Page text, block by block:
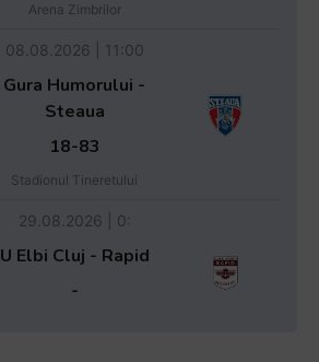
Arena Zimbrilor
08.08.2026 | 11:00
Gura Humorului -
Steaua
18-83
Stadionul Tineretului
29.08.2026 | 0:
U Elbi Cluj - Rapid
-